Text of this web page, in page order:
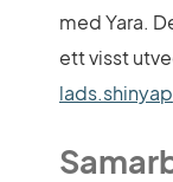
med Yara.